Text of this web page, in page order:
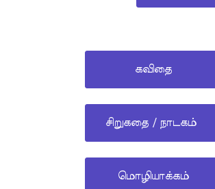
கவிதை
சிறுகதை / நாடகம்
மொழியாக்கம்